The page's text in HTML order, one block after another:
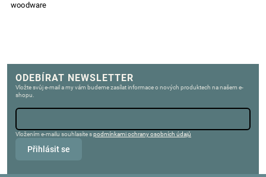
woodware
ODEBÍRAT NEWSLETTER
Vložte svůj e-mail a my vám budeme zasílat informace o nových produktech na našem e-
shopu.
Vložením e-mailu souhlasíte spodmínkami ochrany osobních údajů
Přihlásit se